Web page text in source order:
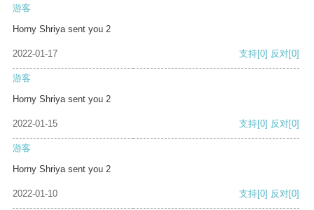
游客
Horny Shriya sent you 2
2022-01-17 支持[0] 反对[0]
游客
Horny Shriya sent you 2
2022-01-15 支持[0] 反对[0]
游客
Horny Shriya sent you 2
2022-01-10 支持[0] 反对[0]